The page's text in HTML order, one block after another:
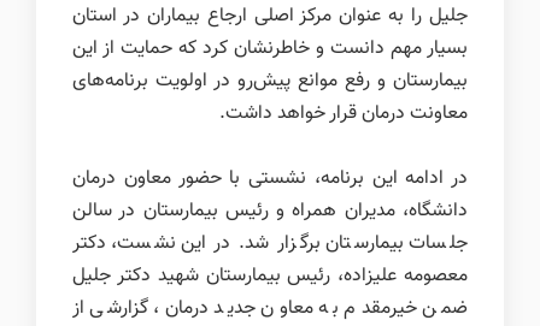
جلیل را به عنوان مرکز اصلی ارجاع بیماران در استان
بسیار مهم دانست و خاطرنشان کرد که حمایت از این
بیمارستان و رفع موانع پیش‌رو در اولویت برنامه‌های
معاونت درمان قرار خواهد داشت.
در ادامه این برنامه، نشستی با حضور معاون درمان
دانشگاه، مدیران همراه و رئیس بیمارستان در سالن
جلسات بیمارستان برگزار شد. در این نشست، دکتر
معصومه علیزاده، رئیس بیمارستان شهید دکتر جلیل
ضمن خیرمقدم به معاون جدید درمان، گزارشی از